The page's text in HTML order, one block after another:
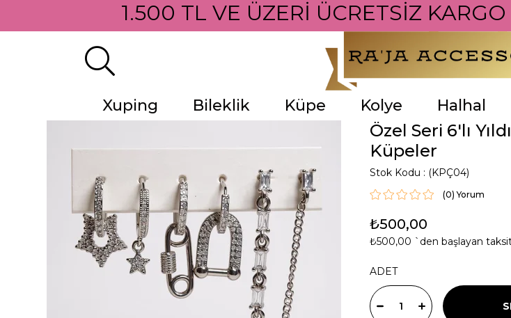
1.500 TL VE ÜZERİ ÜCRETSİZ KARGO
Xuping Bileklik Küpe Kolye Halhal
Özel Seri 6'lı
Küpeler
Stok Kodu (KPÇ04)
(0)
₺500,00
₺500,00 `den başlayan
ADET